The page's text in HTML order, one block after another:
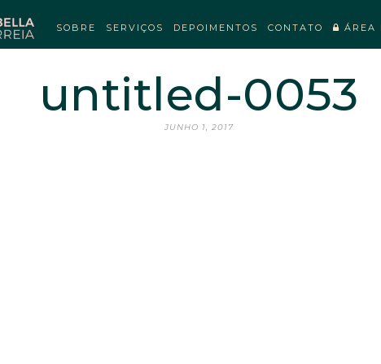
SOBRE SERVIÇOS DEPOIMENTOS CONTATO ÁREA
untitled-0053
JUNHO 1, 2017